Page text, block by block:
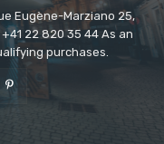
Eugène-Marziano 25,
22 820 35 44 As an
purchases.